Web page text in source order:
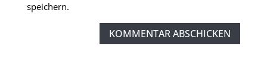
speichern.
KOMMENTAR ABSCHICKEN